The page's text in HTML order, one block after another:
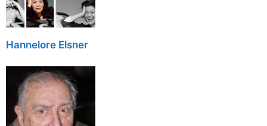
Hannelore Elsner